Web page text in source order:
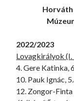
Horváth
2022/2023
Lovagkirályok
4. Gere Katinka,
10. Pauk Ignác,
12. Zongor-